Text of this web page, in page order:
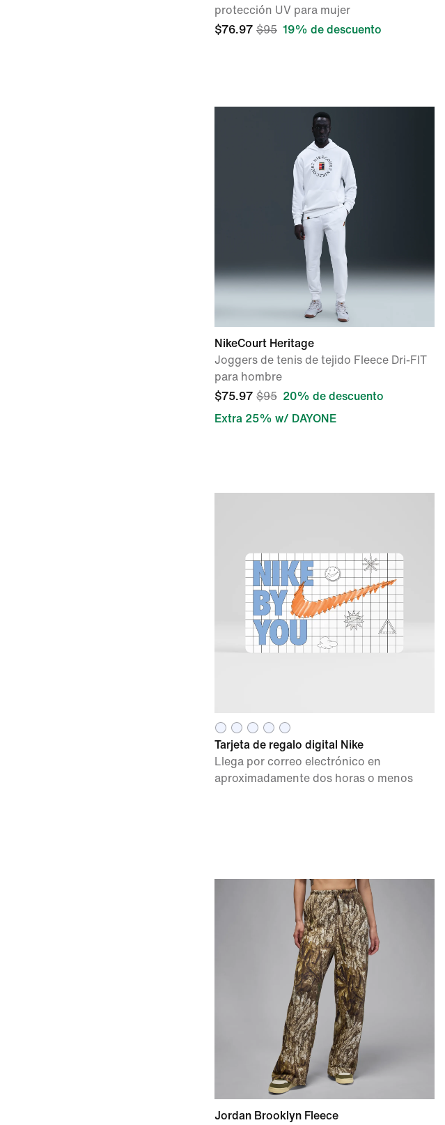
protección UV para mujer
$76.97 $95 19% de descuento
NikeCourt Heritage
Joggers de tenis de tejido Fleece Dri-FIT
para hombre
$75.97 $95 20% de descuento
Extra 25% w/ DAYONE
Tarjeta de regalo digital Nike
Llega por correo electrónico en
aproximadamente dos horas o menos
Jordan Brooklyn Fleece